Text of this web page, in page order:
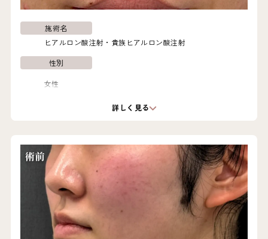
施術名
ヒアルロン酸注射
貴族ヒアルロン酸注射
性別
女性
施術概要
貴族ヒアルロン酸1cc：ヒアルロン酸を注入し、へこみを改善
する施術です。
費用
詳しく見る
術前